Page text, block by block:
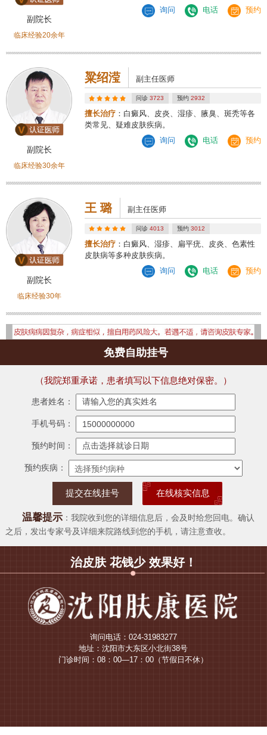
副院长
临床经验20余年
询问
电话 预约
副院长
临床经验30余年
粱绍滢 副主任医师
问诊3723 预约 2932
擅长治疗 ：白癜风、皮炎、湿疹、腋臭、斑秃等各
类常见、疑难皮肤疾病。
询问
电话 预约
副院长
临床经验30年
王 璐 副主任医师
问诊4013 预约 3012
擅长治疗 ：白癜风、湿疹、扁平疣、皮炎、色素性
皮肤病等多种皮肤疾病。
询问
电话 预约
免费自助挂号
（我院郑重承诺，患者填写以下信息绝对保密。）
患者姓名：
手机号码：
预约时间：
预约疾病：
在线核实信息
温馨提示：我院收到您的详细信息后，会及时给您回电。确认
之后，发出专家号及详细来院路线到您的手机，请注意查收。
治皮肤 花钱少 效果好！
询问电话：024-31983277
地址：沈阳市大东区小北街38号
门诊时间：08：00—17：00（节假日不休）